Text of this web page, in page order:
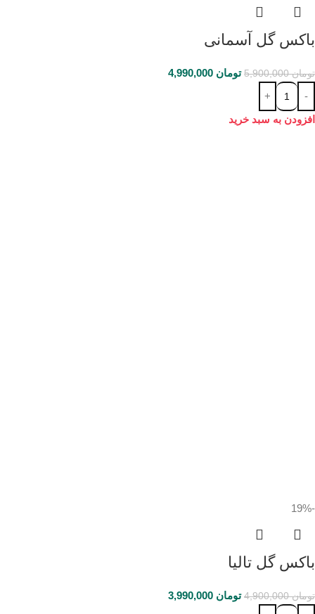
باکس گل آسمانی
تومان5,900,000 تومان
افزودن به سبد خرید
-19%
باکس گل تالیا
تومان4,900,000 تومان